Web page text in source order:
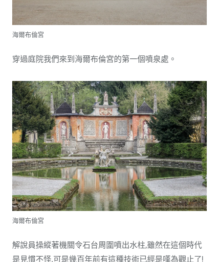
海爾布倫宮
穿過庭院我們來到海爾布倫宮的第一個噴泉處。
海爾布倫宮
解說員操縱著機關令石台周圍噴出水柱,雖然在這個時代
是見慣不怪,可是幾百年前有這種技術已經是嘆為觀止了!